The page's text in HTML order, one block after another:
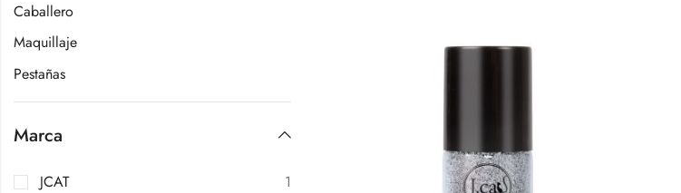
Caballero
Maquillaje
Pestañas
Marca
JCAT
1